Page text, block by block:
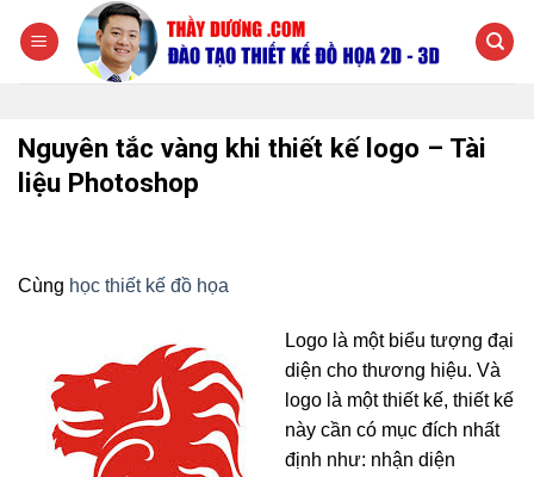
đến
Nguyên tắc vàng khi thiết kế logo – Tài
liệu Photoshop
Cùng học thiết kế đồ họa
Logo là một biểu tượng đại
diện cho thương hiệu. Và
logo là một thiết kế, thiết kế
này cần có mục đích nhất
định như: nhận diện